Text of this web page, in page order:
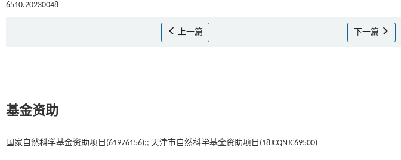
6510.20230048
上一篇 下一篇
基金资助
国家自然科学基金资助项目(61976156);; 天津市自然科学基金资助项目(18JCQNJC69500)